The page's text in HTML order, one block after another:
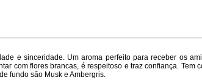
e sinceridade. Um aroma perfeito para receber os
com flores brancas, é respeitoso e traz confiança. Tem
fundo são Musk e Ambergris.